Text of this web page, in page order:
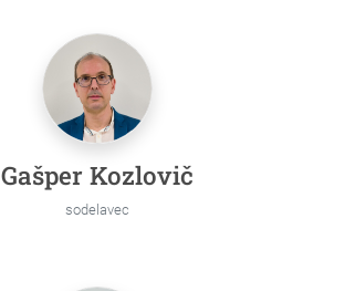
Gašper Kozlovič
sodelavec